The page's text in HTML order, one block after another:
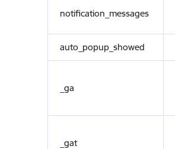
notification_messages
auto_popup_showed
_ga
_gat